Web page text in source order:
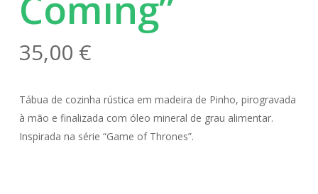
35,00 €
Tábua de cozinha rústica em madeira de Pinho, pirogravada
à mão e finalizada com óleo mineral de grau alimentar.
Inspirada na série “Game of Thrones”.